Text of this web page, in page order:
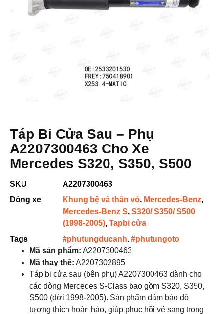
Táp Bi Cửa Sau – Phụ
A2207300463 Cho Xe
Mercedes S320, S350, S500
SKU
A2207300463
Dòng xe
Khung bệ và thân vỏ, Mercedes-Benz,
Mercedes-Benz S, S320/ S350/ S500
(1998-2005), Tapbi cửa
Tags
#phutungducanh, #phutungoto
Mã sản phẩm: A2207300463
Mã thay thế: A2207302895
Táp bi cửa sau (bên phụ) A2207300463 dành cho
các dòng Mercedes S-Class bao gồm S320, S350,
S500 (đời 1998-2005). Sản phẩm đảm bảo độ
tương thích hoàn hảo, giúp phục hồi vẻ sang trọng